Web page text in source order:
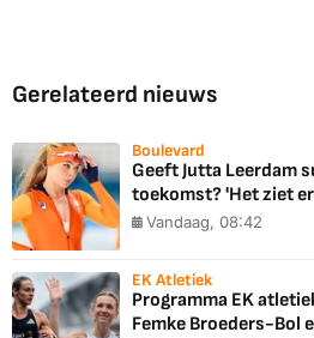
Gerelateerd nieuws
Boulevard
Geeft Jutta Leerdam
toekomst? 'Het ziet
Vandaag, 08:42
EK Atletiek
Programma EK
Femke Broeders-Bol